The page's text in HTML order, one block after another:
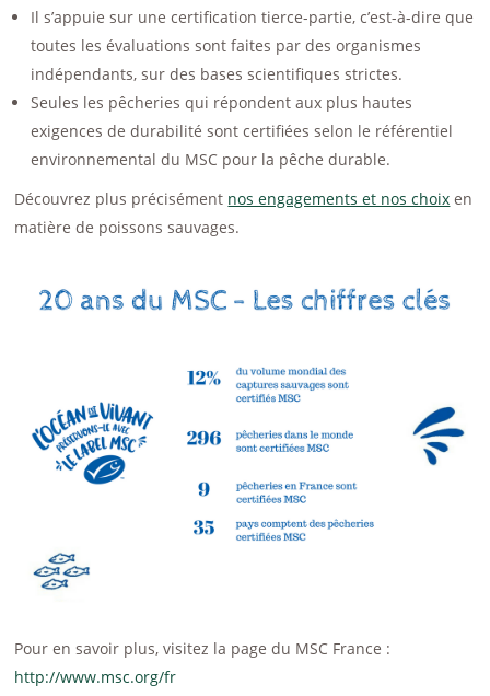
Il s’appuie sur une certification tierce-partie, c’est-à-dire que
toutes les évaluations sont faites par des organismes
indépendants, sur des bases scientifiques strictes.
Seules les pêcheries qui répondent aux plus hautes
exigences de durabilité sont certifiées selon le référentiel
environnemental du MSC pour la pêche durable.
Découvrez plus précisément nos engagements et nos choix en
matière de poissons sauvages.
Pour en savoir plus, visitez la page du MSC France :
http://www.msc.org/fr